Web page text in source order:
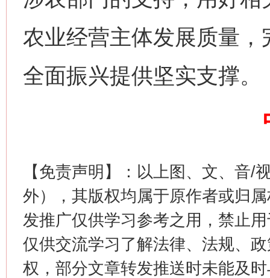
农业经营主体发展质量
全面振兴提供坚实支撑。
【免责声明】：以上图、文、音/
外），其版权均属于原作者或归
发推广仅供学习参考之用，禁止
仅供交流学习了解法律、法规、
权，部分文章转发推送时未能及
网上购药对药下症？
这是一记警钟！ 谢